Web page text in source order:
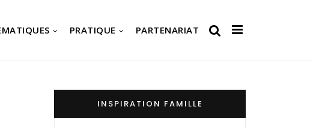
PRATIQUE PARTENARIAT
INSPIRATION FAMILLE